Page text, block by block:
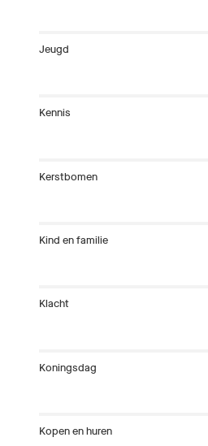
Jeugd
Kennis
Kerstbomen
Kind en familie
Klacht
Koningsdag
Kopen en huren